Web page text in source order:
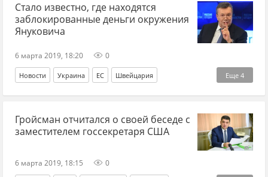
Стало известно, где находятся
заблокированные деньги окружения
Януковича
6 марта 2019, 18:20 0
Еще 4
Новости Украина ЕС Швейцария
Виктор Янукович банки Александр Ефремов
активы
Гройсман отчитался о своей беседе с
заместителем госсекретаря США
6 марта 2019, 18:15 0